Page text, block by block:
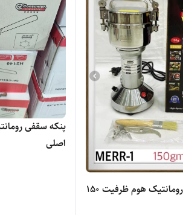
آسیاب صنعتی رومانتیک هوم ظرفیت ۱۵۰
اصلی